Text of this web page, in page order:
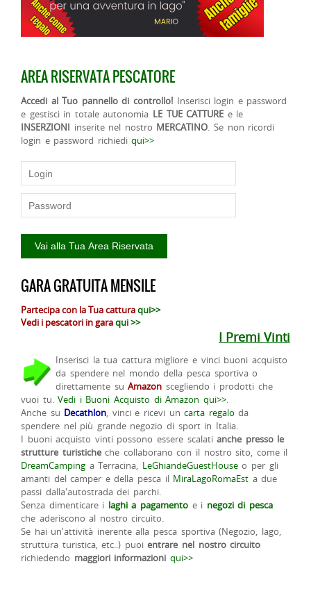
AREA RISERVATA PESCATORE
Accedi al Tuo pannello di controllo! Inserisci login e password
e gestisci in totale autonomia LE TUE CATTURE e le
INSERZIONI inserite nel nostro MERCATINO. Se non ricordi
login e password richiediqui>>
GARA GRATUITA MENSILE
Partecipa con la Tua catturaqui>>
Vedi i pescatori in garaqui >>
I Premi Vinti
Inserisci la tua cattura migliore e vinci buoni acquisto
da spendere nel mondo della pesca sportiva o
direttamente suAmazon scegliendo i prodotti che
vuoi tu.Vedi i Buoni Acquisto di Amazon qui>>.
Anche su Decathlon, vinci e ricevi uncarta regalo da
spendere nel più grande negozio di sport in Italia.
I buoni acquisto vinti possono essere scalatianche presso le
strutture turisticheche collaborano con il nostro sito, come il
DreamCamping a Terracina, LeGhiandeGuestHouseo per gli
amanti del camper e della pesca il MiraLagoRomaEst a due
passi dalla'autostrada dei parchi.
Senza dimenticare i laghi a pagamento e i negozi di pesca
che aderiscono al nostro circuito.
Se hai un'attività inerente alla pesca sportiva (Negozio, lago,
struttura turistica, etc..) puoientrare nel nostro circuito
richiedendo maggiori informazioni qui>>